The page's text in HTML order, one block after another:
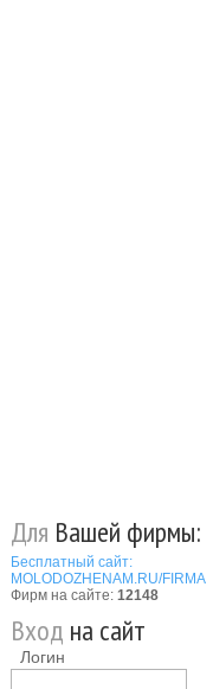
Для Вашей фирмы:
Бесплатный сайт:
MOLODOZHENAM.RU/FIRMA
Фирм на сайте: 12148
Вход на сайт
Логин